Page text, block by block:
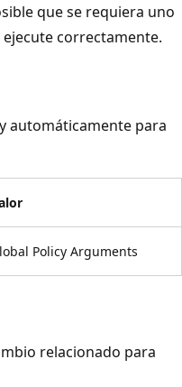
que se requiera uno
correctamente.
automáticamente para
Policy Arguments
relacionado para